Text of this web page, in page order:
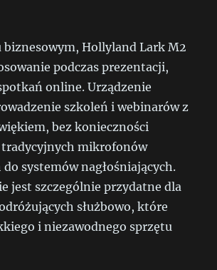
biznesowym, Hollyland Lark M2
podczas prezentacji,
online. Urządzenie
szkoleń i webinarów z
bez konieczności
mikrofonów
do systemów nagłośniających.
jest szczególnie przydatne dla
służbowo, które
i niezawodnego sprzętu